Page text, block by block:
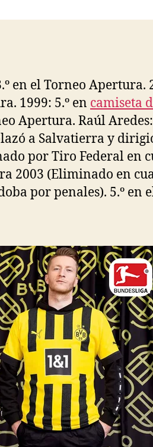
en el Torneo Apertura.
1999: 5.º en camiseta
Apertura. Raúl
a Salvatierra y
por Tiro Federal en
2003 (Eliminado en
por penales). 5.º en